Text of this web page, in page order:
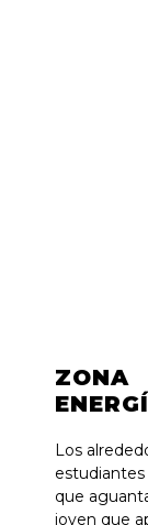
ZONA
Los
que
joven que